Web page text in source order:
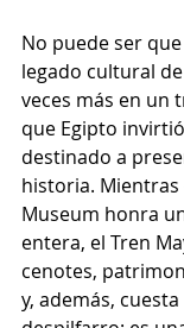
No puede ser
legado cultural
veces más en un
que Egipto
destinado a
historia. Mientras
Museum honra
entera, el Tren
cenotes,
y, además,